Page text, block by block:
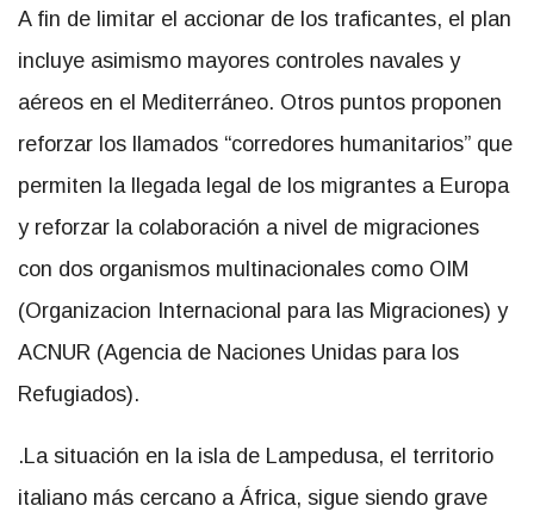
A fin de limitar el accionar de los traficantes, el plan
incluye asimismo mayores controles navales y
aéreos en el Mediterráneo. Otros puntos proponen
reforzar los llamados “corredores humanitarios” que
permiten la llegada legal de los migrantes a Europa
y reforzar la colaboración a nivel de migraciones
con dos organismos multinacionales como OIM
(Organizacion Internacional para las Migraciones) y
ACNUR (Agencia de Naciones Unidas para los
Refugiados).
.La situación en la isla de Lampedusa, el territorio
italiano más cercano a África, sigue siendo grave